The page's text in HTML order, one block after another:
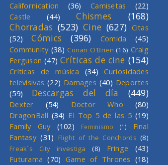
Californication
(36) Camisetas
(22)
Castle
(44) Chismes
(168)
Chorradas (523) Cine (627) Citas
(52)
Cómics (396) Comida
(45)
Community (38) Conan O'Brien (16) Craig
Ferguson (47) Críticas de cine (154)
Críticas de música (34)
Curiosidades
televisivas (22) Damages (40) Deportes
(59)
Descargas del día (449)
Dexter (54) Doctor Who
(80)
DragonBall (34) El Top 5 de las 5 (19)
Family Guy
(102) Feminismo (1)
Final
Fantasy (31) Flight of the Conchords (8)
Freak´s City investiga
(8) Fringe
(43)
Futurama (70) Game of Thrones (18)